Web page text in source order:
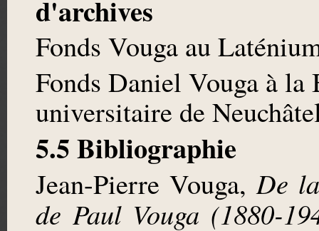
d'archives
Fonds Vouga au
Fonds Daniel Vouga à
universitaire de
5.5 Bibliographie
Jean-Pierre Vouga,De
de Paul Vouga (1880-